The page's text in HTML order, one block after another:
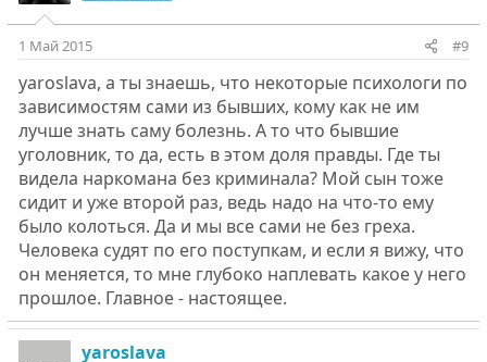
1 Май 2015 #9
yaroslava, а ты знаешь, что некоторые психологи по
зависимостям сами из бывших, кому как не им
лучше знать саму болезнь. А то что бывшие
уголовник, то да, есть в этом доля правды. Где ты
видела наркомана без криминала? Мой сын тоже
сидит и уже второй раз, ведь надо на что-то ему
было колоться. Да и мы все сами не без греха.
Человека судят по его поступкам, и если я вижу, что
он меняется, то мне глубоко наплевать какое у него
прошлое. Главное - настоящее.
yaroslava